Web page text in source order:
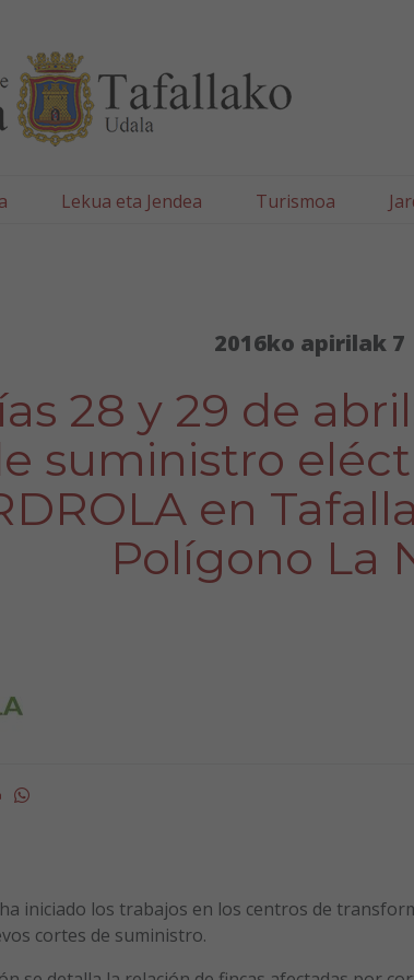
Lekua eta Jendea Turismoa
2016ko apirilak 7
28 y 29 de
suministro
en
Polígono La
ImprimirWhatsapp
ha iniciado los trabajos en los centros de
cortes de suministro.